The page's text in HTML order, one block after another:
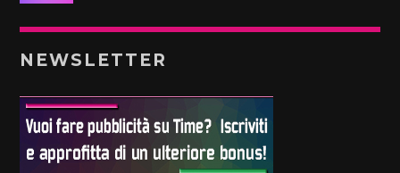
NEWSLETTER